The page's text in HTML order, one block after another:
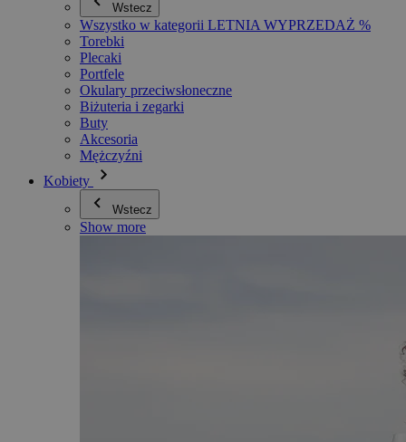
Wstecz
Wszystko w kategorii LETNIA WYPRZEDAŻ %
Torebki
Plecaki
Portfele
Okulary przeciwsłoneczne
Biżuteria i zegarki
Buty
Akcesoria
Mężczyźni
Kobiety
Wstecz
Show more